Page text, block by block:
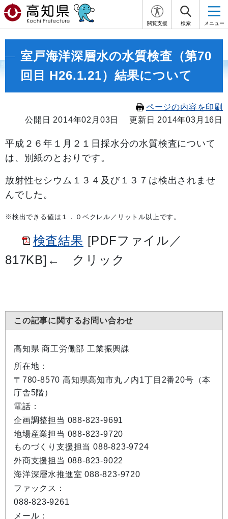
閲覧支援 検索 メニュー
室戸海洋深層水の水質検査（第70
回目 H26.1.21）結果について
ページの内容を印刷
公開日 2014年02月03日
更新日 2014年03月16日
平成２６年１ 月２１日採水分の水質検査について
は、別紙のとおりです。
放射性セシウム１３４及び１３７は検出されませ
んでした。
※検出できる値は１．０ベクレル／リットル以上です。
検査結果 [PDFファイル／
817KB] ← クリック
この記事に関するお問い合わせ
高知県 商工労働部 工業振興課
所在地：
〒780-8570 高知県高知市丸ノ内1丁目2番20号（本
庁舎5階）
電話：
企画調整担当 088-823-9691
地場産業担当 088-823-9720
ものづくり支援担当 088-823-9724
外商支援担当 088-823-9022
海洋深層水推進室 088-823-9720
ファックス：
088-823-9261
メール：